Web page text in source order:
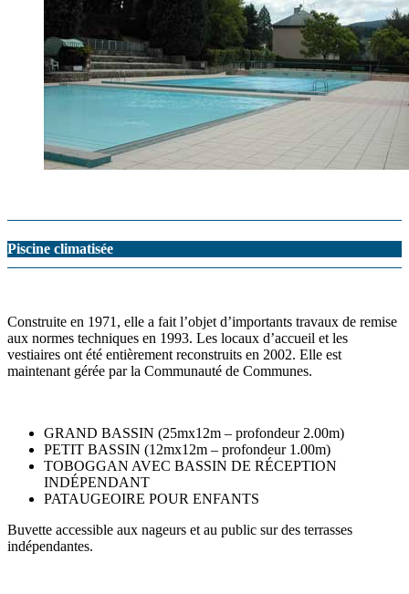
Piscine climatisée
Construite en 1971, elle a fait l’objet d’importants travaux de remise
aux normes techniques en 1993. Les locaux d’accueil et les
vestiaires ont été entièrement reconstruits en 2002. Elle est
maintenant gérée par la Communauté de Communes.
GRAND BASSIN (25mx12m – profondeur 2.00m)
PETIT BASSIN (12mx12m – profondeur 1.00m)
TOBOGGAN AVEC BASSIN DE RÉCEPTION
INDÉPENDANT
PATAUGEOIRE POUR ENFANTS
Buvette accessible aux nageurs et au public sur des terrasses
indépendantes.